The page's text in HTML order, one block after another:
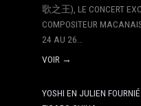
歌之王), LE CONCERT
COMPOSITEUR
24 AU 26…
VOIR →
YOSHI EN JULIEN